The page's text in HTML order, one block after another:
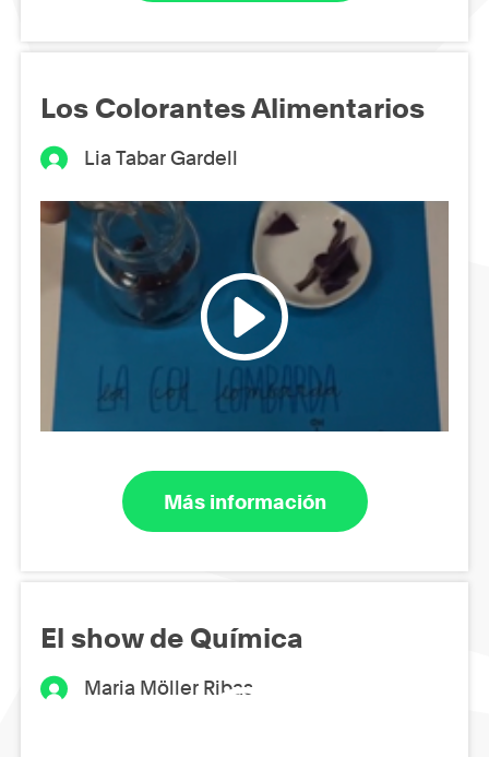
Los Colorantes Alimentarios
Lia Tabar Gardell
Más información
El show de Química
Maria Möller Ribas